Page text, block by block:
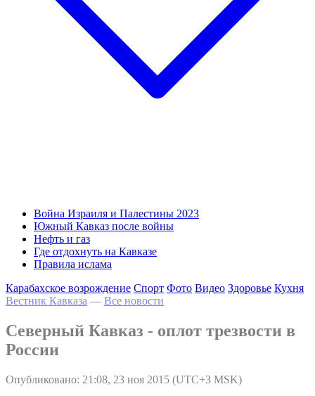
Война Израиля и Палестины 2023
Южный Кавказ после войны
Нефть и газ
Где отдохнуть на Кавказе
Правила ислама
Карабахское возрождение Спорт Фото Видео Здоровье Кухня
Вестник Кавказа — Все новости
Северный Кавказ - оплот трезвости в
России
Опубликовано: 21:08, 23 ноя 2015 (UTC+3 MSK)